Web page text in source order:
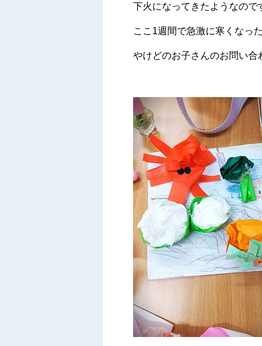
下火になってきたようなので
ここ1週間で急激に寒くなっ
やけどのお子さんのお問い合